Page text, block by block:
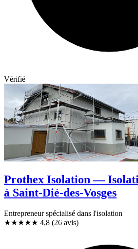
Vérifié
Prothex Isolation —
à Saint-Dié-des-Vosges
Entrepreneur spécialisé dans l'isolation
★★★★★ 4,8 (26 avis)